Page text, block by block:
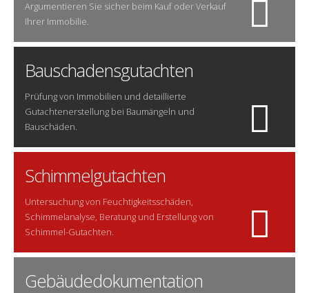
Argumentieren Sie sicher beim Kauf oder Verkauf
Ihrer Immobilie.
Bauschadensgutachten
Prüfung von Immobilien und detaillierte
Gutachtenerstellung bei Baumängeln und
Bauschäden.
Schimmelgutachten
Untersuchung von Feuchtigkeitsschäden,
Schimmelanalyse, Beratung und Erstellung von
Schimmel-Gutachten.
Gebäudedokumentation